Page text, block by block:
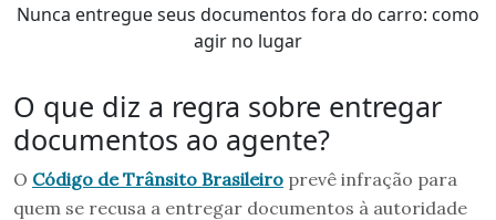
Nunca entregue seus documentos fora do carro: como
agir no lugar
O que diz a regra sobre entregar
documentos ao agente?
O Código de Trânsito Brasileiro prevê infração para
quem se recusa a entregar documentos à autoridade